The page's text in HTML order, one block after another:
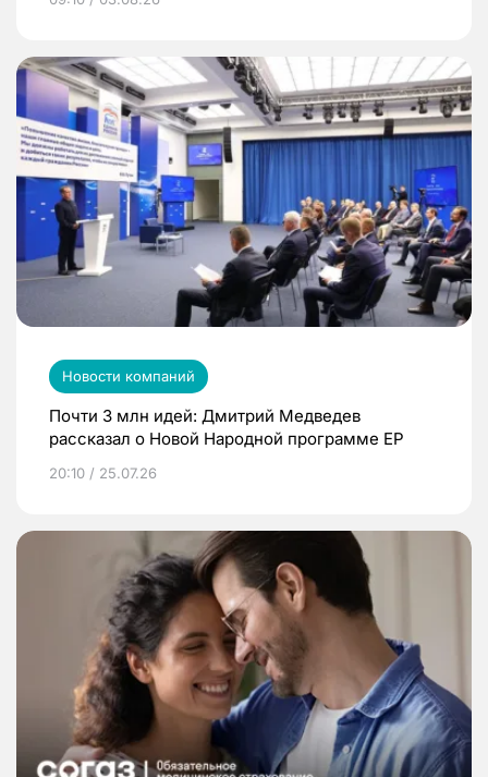
Новости компаний
Почти 3 млн идей: Дмитрий Медведев
рассказал о Новой Народной программе ЕР
20:10 / 25.07.26